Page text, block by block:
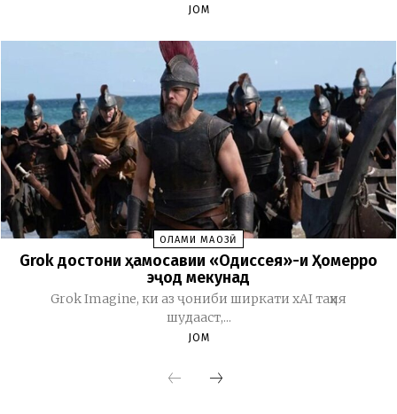
JOM
ОЛАМИ МАҶОЗӢ
Grok достони ҳамосавии «Одиссея»-и Ҳомерро
эҷод мекунад
Grok Imagine, ки аз ҷониби ширкати xAI таҳия
шудааст,...
JOM